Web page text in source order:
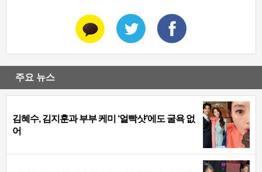
주요 뉴스
김혜수, 김지훈과 부부 케미 ‘얼빡샷’에도 굴욕 없
어